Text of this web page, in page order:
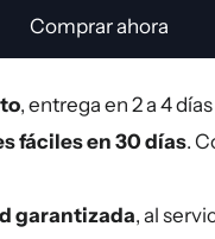
Comprar ahora
, entrega en 2 a 4
fáciles en 30 días.
garantizada, al